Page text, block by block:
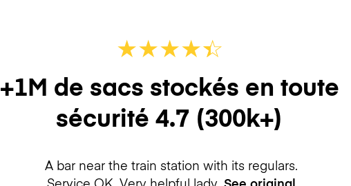
★★★★☆
★
+1M de sacs stockés en toute
sécurité 4.7 (300k+)
A bar near the train station with its regulars.